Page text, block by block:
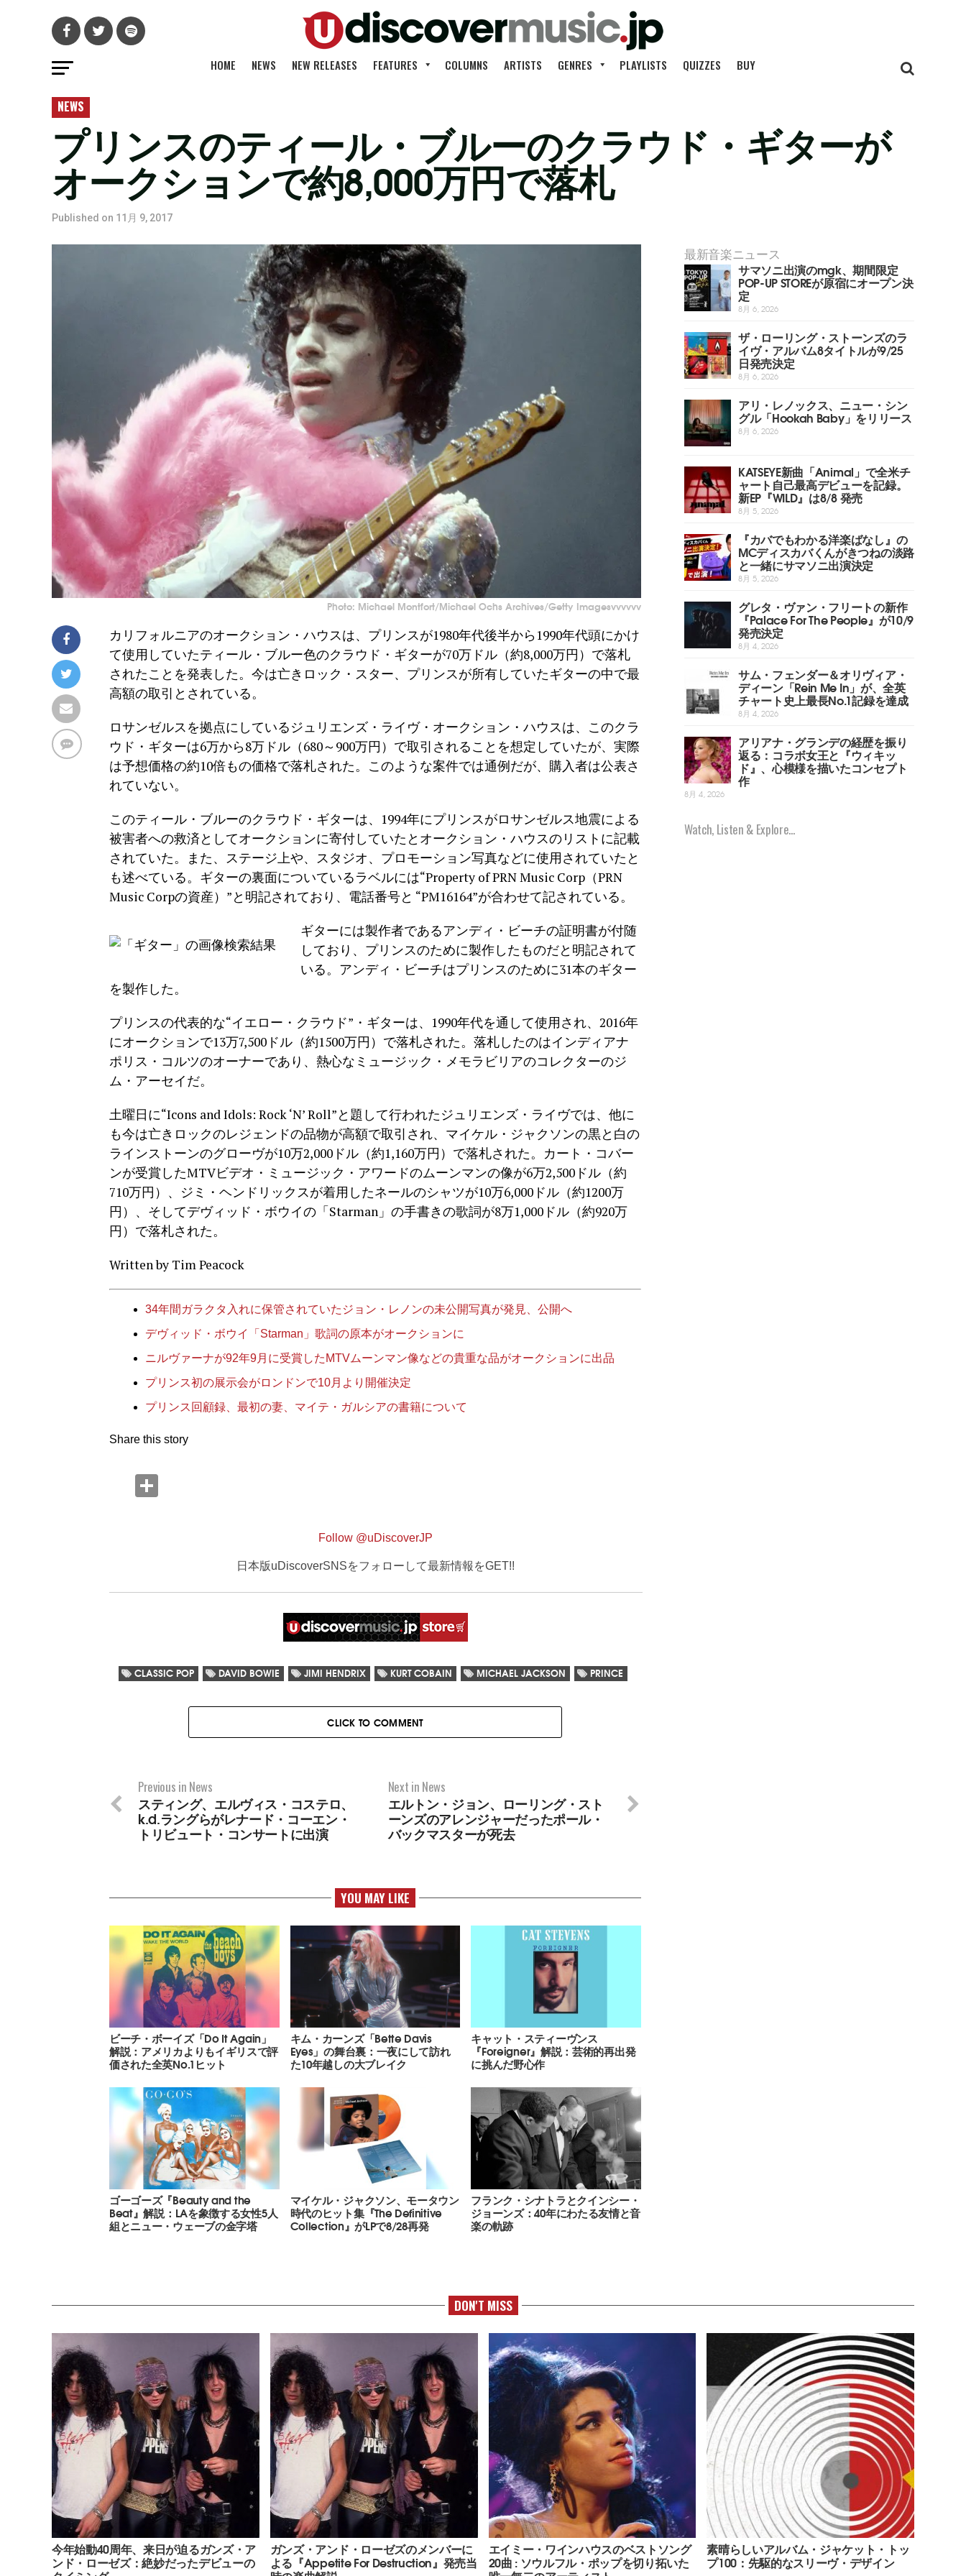
HOME NEWS NEW RELEASES FEATURES COLUMNS ARTISTS GENRES PLAYLISTS QUIZZES BUY
NEWS
プリンスのティール・ブルーのクラウド・ギターが
オークションで約8,000万円で落札
Published on 11月 9, 2017
Photo: Michael Montfort/Michael Ochs Archives/Getty Imagesvvvvvv
カリフォルニアのオークション・ハウスは、プリンスが1980年代後半から1990年代頭にかけ
て使用していたティール・ブルー色のクラウド・ギターが70万ドル（約8,000万円）で落札
されたことを発表した。今は亡きロック・スター、プリンスが所有していたギターの中で最
高額の取引とされている。
ロサンゼルスを拠点にしているジュリエンズ・ライヴ・オークション・ハウスは、このクラ
ウド・ギターは6万から8万ドル（680～900万円）で取引されることを想定していたが、実際
は予想価格の約10倍もの価格で落札された。このような案件では通例だが、購入者は公表さ
れていない。
このティール・ブルーのクラウド・ギターは、1994年にプリンスがロサンゼルス地震による
被害者への救済としてオークションに寄付していたとオークション・ハウスのリストに記載
されていた。また、ステージ上や、スタジオ、プロモーション写真などに使用されていたと
も述べている。ギターの裏面についているラベルには“Property of PRN Music Corp（PRN
Music Corpの資産）”と明記されており、電話番号と “PM16164”が合わせて記されている。
ギターには製作者であるアンディ・ビーチの証明書が付随
しており、プリンスのために製作したものだと明記されて
いる。アンディ・ビーチはプリンスのために31本のギター
を製作した。
プリンスの代表的な“イエロー・クラウド”・ギターは、1990年代を通して使用され、2016年
にオークションで13万7,500ドル（約1500万円）で落札された。落札したのはインディアナ
ポリス・コルツのオーナーであり、熱心なミュージック・メモラビリアのコレクターのジ
ム・アーセイだ。
土曜日に“Icons and Idols: Rock ‘N’ Roll”と題して行われたジュリエンズ・ライヴでは、他に
も今は亡きロックのレジェンドの品物が高額で取引され、マイケル・ジャクソンの黒と白の
ラインストーンのグローヴが10万2,000ドル（約1,160万円）で落札された。カート・コバー
ンが受賞したMTVビデオ・ミュージック・アワードのムーンマンの像が6万2,500ドル（約
710万円）、ジミ・ヘンドリックスが着用したネールのシャツが10万6,000ドル（約1200万
円）、そしてデヴィッド・ボウイの「Starman」の手書きの歌詞が8万1,000ドル（約920万
円）で落札された。
Written by Tim Peacock
34年間ガラクタ入れに保管されていたジョン・レノンの未公開写真が発見、公開へ
デヴィッド・ボウイ「Starman」歌詞の原本がオークションに
ニルヴァーナが92年9月に受賞したMTVムーンマン像などの貴重な品がオークションに出品
プリンス初の展示会がロンドンで10月より開催決定
プリンス回顧録、最初の妻、マイテ・ガルシアの書籍について
Share this story
Follow @uDiscoverJP
日本版uDiscoverSNSをフォローして最新情報をGET!!
CLASSIC POP DAVID BOWIE JIMI HENDRIX KURT COBAIN MICHAEL JACKSON PRINCE
CLICK TO COMMENT
Next in News
エルトン・ジョン、ローリング・スト
ーンズのアレンジャーだったポール・
バックマスターが死去
Previous in News
スティング、エルヴィス・コステロ、
k.d.ラングらがレナード・コーエン・
トリビュート・コンサートに出演
YOU MAY LIKE
ビーチ・ボーイズ「Do It Again」
解説：アメリカよりもイギリスで評
価された全英No.1ヒット
キム・カーンズ「Bette Davis
Eyes」の舞台裏：一夜にして訪れ
た10年越しの大ブレイク
キャット・スティーヴンス
『Foreigner』解説：芸術的再出発
に挑んだ野心作
ゴーゴーズ『Beauty and the
Beat』解説：LAを象徴する女性5人
組とニュー・ウェーブの金字塔
マイケル・ジャクソン、モータウン
時代のヒット集『The Definitive
Collection』がLPで8/28再発
フランク・シナトラとクインシー・
ジョーンズ：40年にわたる友情と音
楽の軌跡
最新音楽ニュース
サマソニ出演のmgk、期間限定
POP-UP STOREが原宿にオープン決
定
8月 6, 2026
ザ・ローリング・ストーンズのラ
イヴ・アルバム8タイトルが9/25
日発売決定
8月 6, 2026
アリ・レノックス、ニュー・シン
グル「Hookah Baby」をリリース
8月 6, 2026
KATSEYE新曲「Animal」で全米チ
ャート自己最高デビューを記録。
新EP『WILD』は8/8 発売
8月 5, 2026
『カバでもわかる洋楽ばなし』の
MCディスカバくんがきつねの淡路
と一緒にサマソニ出演決定
8月 5, 2026
グレタ・ヴァン・フリートの新作
『Palace For The People』が10/9
発売決定
8月 4, 2026
サム・フェンダー＆オリヴィア・
ディーン「Rein Me In」が、全英
チャート史上最長No.1記録を達成
8月 4, 2026
アリアナ・グランデの経歴を振り
返る：コラボ女王と『ウィキッ
ド』、心模様を描いたコンセプト
作
8月 4, 2026
Watch, Listen & Explore...
DON'T MISS
今年始動40周年、来日が迫るガンズ・ア
ンド・ローゼズ：絶妙だったデビューの
ガンズ・アンド・ローゼズのメンバーに
よる『Appetite For Destruction』発売当
エイミー・ワインハウスのベストソング
20曲 : ソウルフル・ポップを切り拓いた
素晴らしいアルバム・ジャケット・トッ
プ100：先駆的なスリーヴ・デザイン